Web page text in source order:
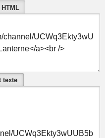
texte